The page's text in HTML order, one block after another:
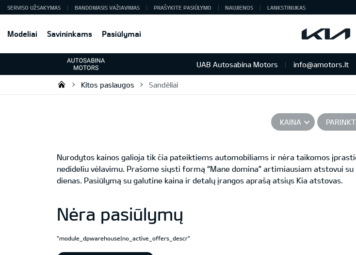
Modeliai Savininkams Pasiūlymai
SERVISO UŽSAKYMAS BANDOMASIS VAŽIAVIMAS PRAŠYKITE PASIŪLYMO NAUJIENOS LANKSTINUKAS
UAB Autosabina Motors info@amotors.lt
KIA automobiliai | KIA modeliai | KIA Auto išskirtiniam žmogui
Kitos paslaugos Sandėliai
KAINA
Nurodytos kainos galioja tik čia pateiktiems automobiliams ir nėra taikomos
nedideliu vėlavimu. Prašome siųsti formą “Mane domina” artimiausiam atstovui
dienas. Pasiūlymą su galutine kaina ir detalų įrangos aprašą atsiųs Kia atstovas.
Nėra pasiūlymų
*module_dpwarehouse|no_active_offers_descr*